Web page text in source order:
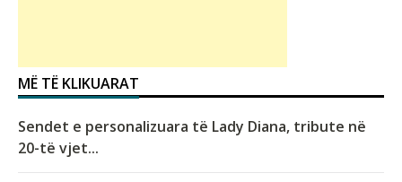
MË TË KLIKUARAT
Sendet e personalizuara të Lady Diana, tribute në
20-të vjet...